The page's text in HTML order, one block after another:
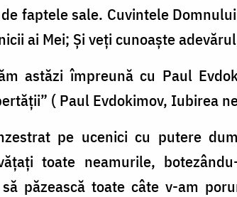
faptele sale. Cuvintele
ai Mei; Și veți cunoaște
astăzi împreună cu Paul
( Paul Evdokimov, Iubirea
pe ucenici cu putere
toate neamurile,
păzească toate câte v-am